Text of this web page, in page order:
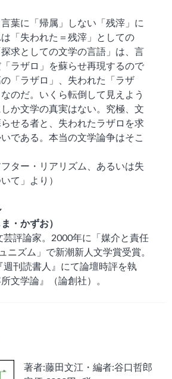
葉に「帰属」しない「残滓」に
「失われた＝残滓」としての
探求としての文学の言語」は、言
ラザロ」を蘇らせ再現するので
「ラザロ」、失われた「ラザ
のだ。いくら転倒して見えよう
か文学の真実はない。究極、文
せる者と、失われたラザロを求
である。本当の文学論争はそこ
ター・リアリズム、あるいは失
て」より）
・かずお）
芸評論家。2000年に「媒介と責任
ニズム」で新潮新人文学賞受賞。
週刊読書人』にて論壇時評を執
文学論』（論創社）。
著者:藤田文江・編者:谷口哲郎